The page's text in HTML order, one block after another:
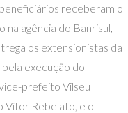
receberam o
agência do Banrisul,
os extensionistas da
execução do
prefeito Vilseu
Vitor Rebelato, e o